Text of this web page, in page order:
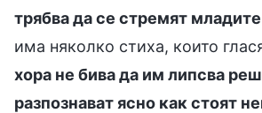
трябва да се стремят
има няколко стиха, които
хора не бива да им липсва
разпознават ясно как стоят